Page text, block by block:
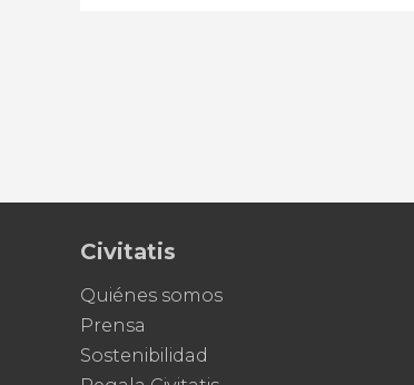
Civitatis
Quiénes somos
Prensa
Sostenibilidad